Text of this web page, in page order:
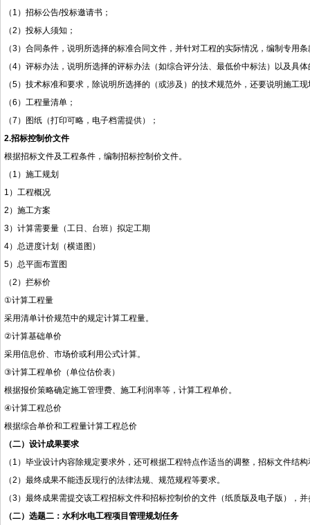
（ 1）招标公告/投标邀请书；
（2 ）投标人须知；
（3）合同条件，说明所选择的标准合同文件，并针对工程的实际情况，编制专用条
（4）评标办法， 说明所选择的评标办法（如综合评分法、最低价中标法）以及具
（5）技术标准和要求， 除说明所选择的（或涉及）的技术规范外，还要说明施工
（6 ）工程量清单；
（7 ）图纸（打印可略， 电子档需提供）；
2.招标控制价文件
根据招标文件及工程条件，编制招标控制价文件。
（ 1 ）施工规划
1 ）工程概况
2 ）施工方案
3）计算需要量（工日、台班）拟定工期
4）总进度计划（横道图）
5）总平面布置图
（2 ）拦标价
①计算工程量
采用清单计价规范中的规定计算工程量。
②计算基础单价
采用信息价、市场价或利用公式计算。
③计算工程单价（单位估价表）
根据报价策略确定施工管理费、施工利润率等，计算工程单价。
④计算工程总价
根据综合单价和工程量计算工程总价
（二） 设计成果要求
（ 1 ） 毕业设计内容除规定要求外，还可根据工程特点作适当的调整，招标文件结
（2 ） 最终成果不能违反现行的法律法规、规范规程等要求。
（3）最终成果需提交该工程招标文件和招标控制价的文件（纸质版及电子版）， 并
（二）选题二：水利水电工程项目管理规划任务